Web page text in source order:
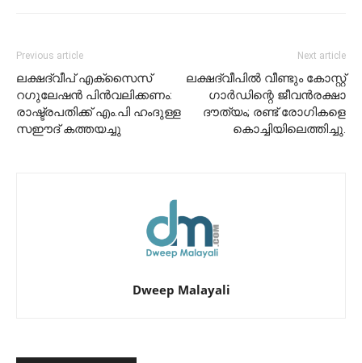
Previous article
ലക്ഷദ്വീപ് എക്സൈസ്
റഗുലേഷൻ പിൻവലിക്കണം:
രാഷ്ട്രപതിക്ക് എം.പി ഹംദുള്ള
സഈദ് കത്തയച്ചു
Next article
ലക്ഷദ്വീപിൽ വീണ്ടും കോസ്റ്റ്
ഗാർഡിന്റെ ജീവൻരക്ഷാ
ദൗത്യം; രണ്ട് രോഗികളെ
കൊച്ചിയിലെത്തിച്ചു.
Dweep Malayali